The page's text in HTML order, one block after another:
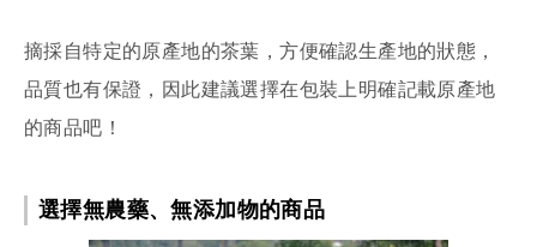
摘採自特定的原產地的茶葉，方便確認生產地的狀態，
品質也有保證，因此建議選擇在包裝上明確記載原產地
的商品吧！
選擇無農藥、無添加物的商品